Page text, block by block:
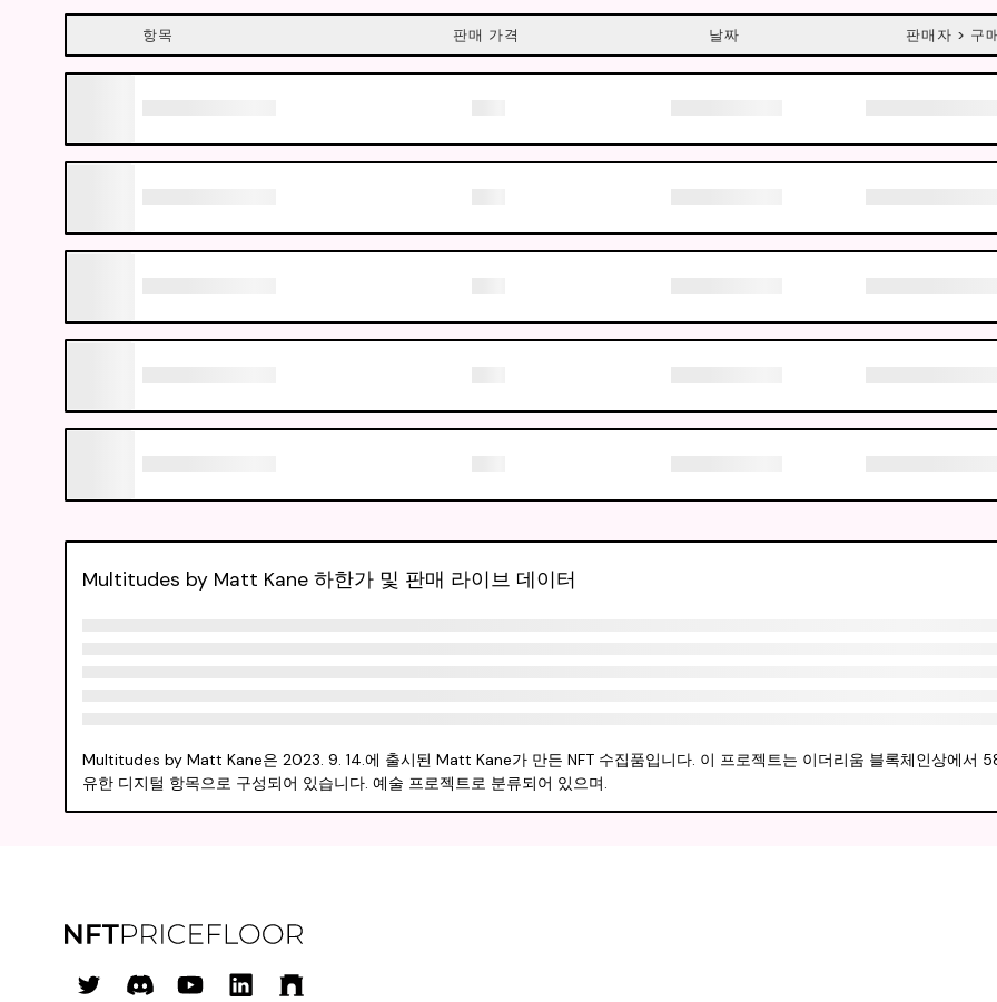
Multitudes by Matt Kane 하한가 및 판매 라이브 데이터
Multitudes by Matt Kane은 2023. 9. 14.에 출시된 Matt Kane가 만든 NFT 수집품입니다. 이 프로젝트는 이더리움 블록체인상에서
유한 디지털 항목으로 구성되어 있습니다. 예술 프로젝트로 분류되어 있으며.
항목 판매 가격 날짜 판매자 > 구